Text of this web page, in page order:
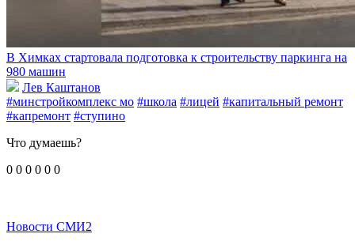
В Химках стартовала подготовка к строительству паркинга на
980 машин
Лев Каштанов
#минстройкомплекс мо #школа #лицей #капитальный ремонт
#капремонт #ступино
Что думаешь?
0 0 0 0 0 0
Новости СМИ2